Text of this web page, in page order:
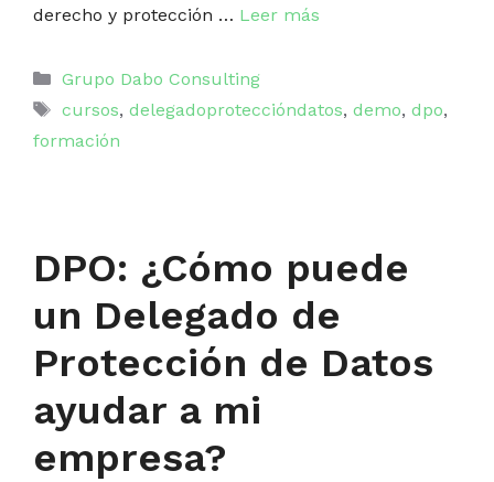
derecho y protección … Leer más
Categorías
Grupo Dabo Consulting
Etiquetas
cursos, delegadoproteccióndatos, demo, dpo,
formación
DPO: ¿Cómo puede
un Delegado de
Protección de Datos
ayudar a mi
empresa?